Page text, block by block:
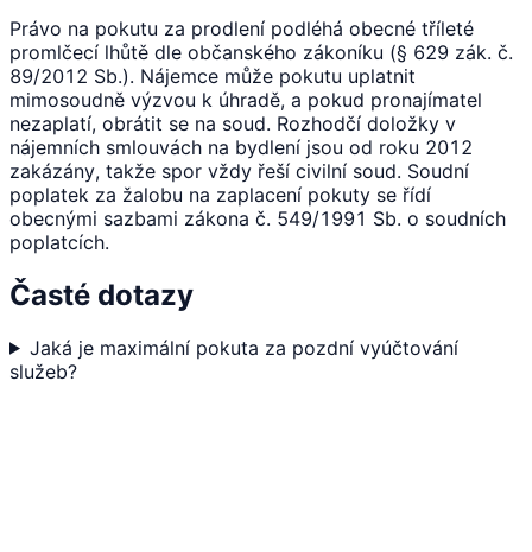
Právo na pokutu za prodlení podléhá obecné tříleté
promlčecí lhůtě dle občanského zákoníku (§ 629 zák. č.
89/2012 Sb.). Nájemce může pokutu uplatnit
mimosoudně výzvou k úhradě, a pokud pronajímatel
nezaplatí, obrátit se na soud. Rozhodčí doložky v
nájemních smlouvách na bydlení jsou od roku 2012
zakázány, takže spor vždy řeší civilní soud. Soudní
poplatek za žalobu na zaplacení pokuty se řídí
obecnými sazbami zákona č. 549/1991 Sb. o soudních
poplatcích.
Časté dotazy
Jaká je maximální pokuta za pozdní vyúčtování
služeb?